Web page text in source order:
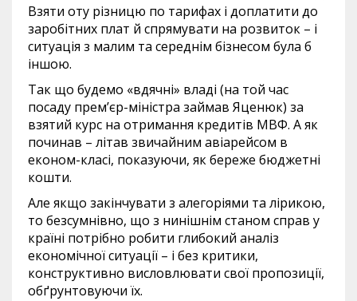
Взяти оту різницю по тарифах і доплатити до
заробітних плат й спрямувати на розвиток – і
ситуація з малим та середнім бізнесом була б
іншою.
Так що будемо «вдячні» владі (на той час
посаду прем’єр-міністра займав Яценюк) за
взятий курс на отримання кредитів МВФ. А як
починав – літав звичайним авіарейсом в
економ-класі, показуючи, як береже бюджетні
кошти.
Але якщо закінчувати з алегоріями та лірикою,
то безсумнівно, що з нинішнім станом справ у
країні потрібно робити глибокий аналіз
економічної ситуації – і без критики,
конструктивно висловлювати свої пропозиції,
обґрунтовуючи їх.